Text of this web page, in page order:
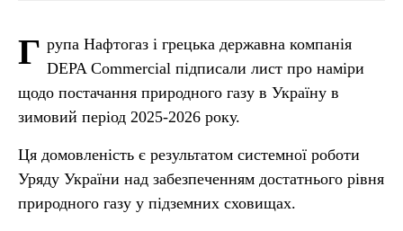
Г рупа Нафтогаз і грецька державна компанія
DEPA Commercial підписали лист про наміри
щодо постачання природного газу в Україну в
зимовий період 2025-2026 року.
Ця домовленість є результатом системної роботи
Уряду України над забезпеченням достатнього рівня
природного газу у підземних сховищах.